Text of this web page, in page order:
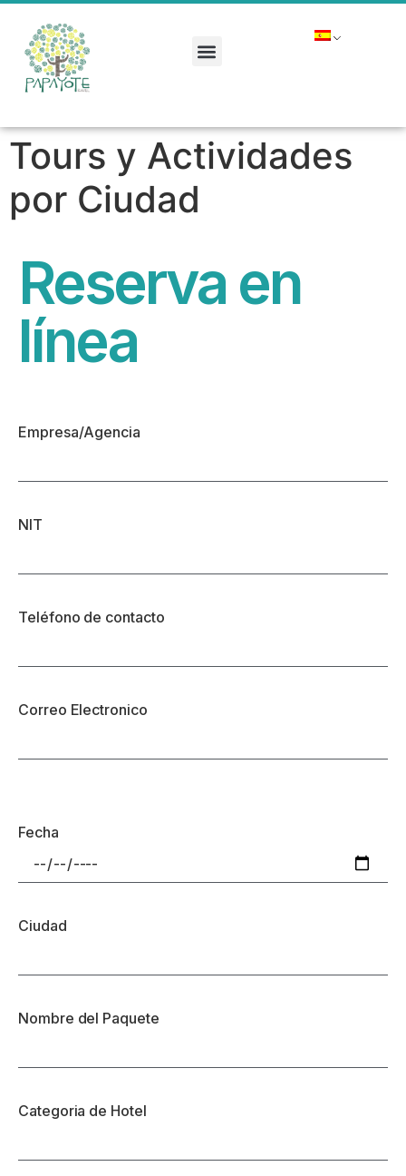
Tours y Actividades
por Ciudad
Reserva en
línea
Empresa/Agencia
NIT
Teléfono de contacto
Correo Electronico
Fecha
Ciudad
Nombre del Paquete
Categoria de Hotel